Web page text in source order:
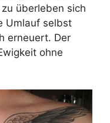
überleben sich
Umlauf selbst
erneuert. Der
ohne